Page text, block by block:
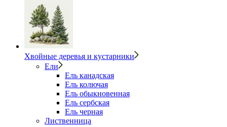
Хвойные деревья и кустарники
Ели
Ель канадская
Ель колючая
Ель обыкновенная
Ель сербская
Ель черная
Лиственница